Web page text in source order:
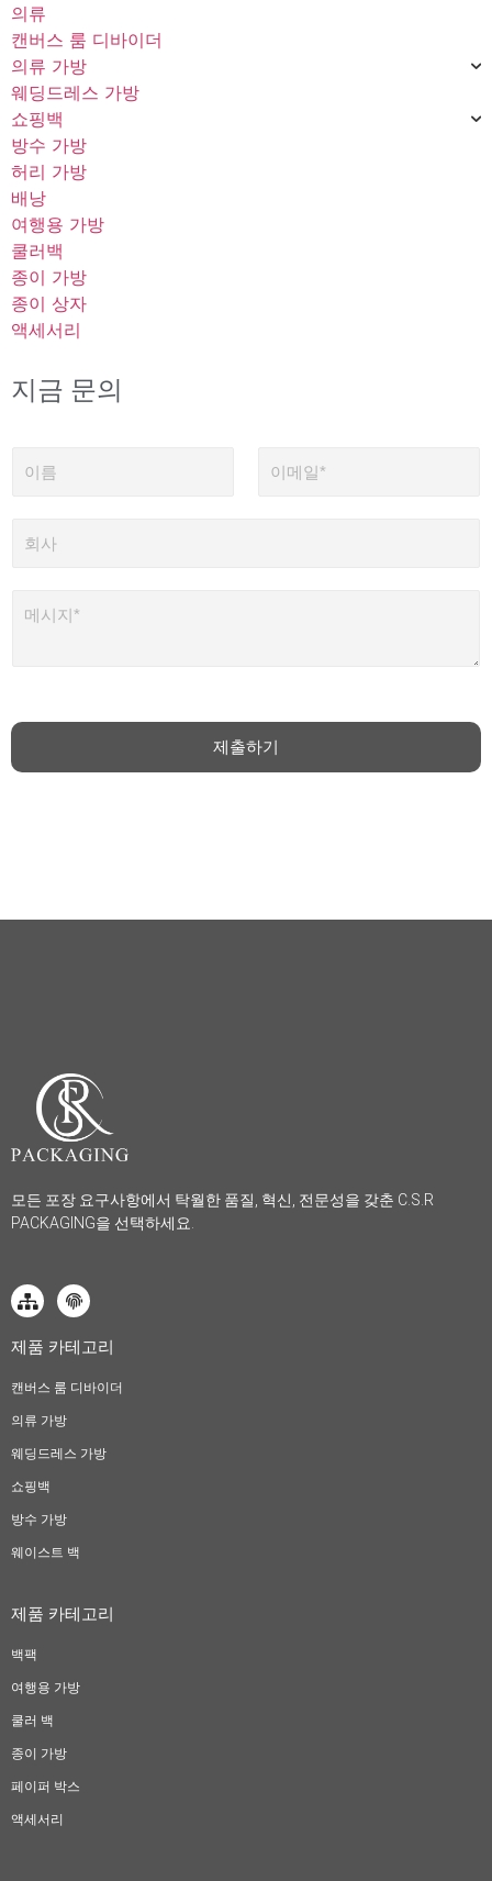
의류
캔버스 룸 디바이더
의류 가방
웨딩드레스 가방
쇼핑백
방수 가방
허리 가방
배낭
여행용 가방
쿨러백
종이 가방
종이 상자
액세서리
지금 문의
름
메
사
시
제출하기
모든 포장 요구사항에서 탁월한 품질, 혁신, 전문성을 갖춘 C.S.R
PACKAGING을 선택하세요.
제품 카테고리
캔버스 룸 디바이더
의류 가방
웨딩드레스 가방
쇼핑백
방수 가방
웨이스트 백
제품 카테고리
백팩
여행용 가방
쿨러 백
종이 가방
페이퍼 박스
액세서리